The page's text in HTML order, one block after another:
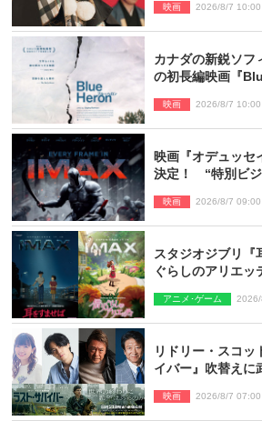
映画 2026/8/7 10:00
カナダの新鋭ソフ
の初長編映画『
映画 2026/8/7 10:00
映画『オデュッセ
決定！ “特別ビジ
映画 2026/8/7 09:00
スタジオジブリ『
ぐらしのアリエッ
アニメ･ゲーム
リドリー・スコッ
イバー』吹替えに
結！
映画 2026/8/7 07:00